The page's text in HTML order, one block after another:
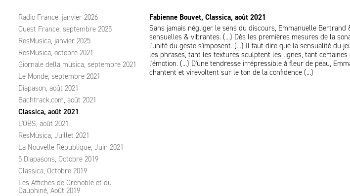
Radio France, janvier 2026
Ouest France, septembre 2025
ResMusica, janvier 2025
ResMusica, octobre 2021
Giornale della musica, septembre 2021
Le Monde, septembre 2021
Diapason, août 2021
Bachtrack.com, août 2021
Classica, août 2021
L'OBS, août 2021
ResMusica, Juillet 2021
La Nouvelle République, Juin 2021
5 Diapasons, Octobre 2019
Classica, Octobre 2019
Les Affiches de Grenoble et du
Dauphiné, Août 2019
Fabienne Bouvet, Classica, août 2021
Sans jamais négliger le sens du discours, Emmanuelle
sensuelles & vibrantes. (...) Dès les premières mesures de la
l'unité du geste s'imposent. (...) Il faut dire que la sensualité du
les phrases, tant les textures sculptent les lignes, tant
l'émotion. (...) D'une tendresse irrépressible à fleur de peau,
chantent et virevoltent sur le ton de la confidence (...)